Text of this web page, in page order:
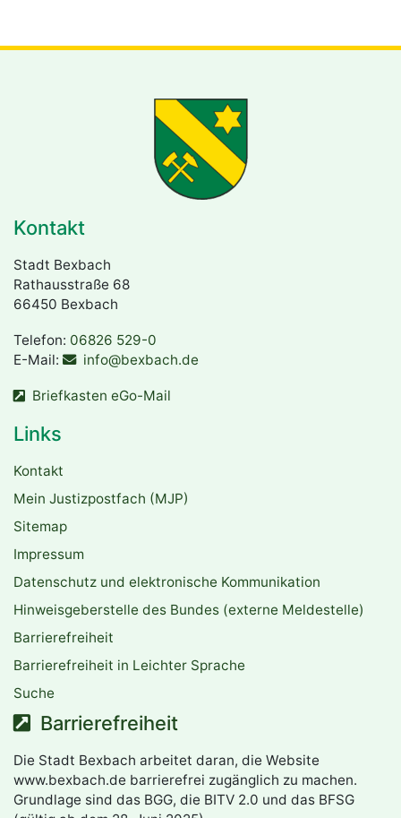
Kontakt
Stadt Bexbach
Rathausstraße 68
66450 Bexbach
Telefon: 06826 529-0
E-Mail:
info@bexbach.de
Briefkasten eGo-Mail
Links
Kontakt
Mein Justizpostfach (MJP)
Sitemap
Impressum
Datenschutz und elektronische Kommunikation
Hinweisgeberstelle des Bundes (externe Meldestelle)
Barrierefreiheit
Barrierefreiheit in Leichter Sprache
Suche
Barrierefreiheit
Die Stadt Bexbach arbeitet daran, die Website
www.bexbach.de barrierefrei zugänglich zu machen.
Grundlage sind das BGG, die BITV 2.0 und das BFSG